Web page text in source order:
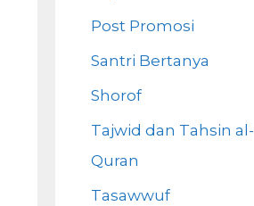
Post Promosi
Santri Bertanya
Shorof
Tajwid dan Tahsin al-
Quran
Tasawwuf